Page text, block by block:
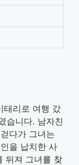
태리로 여행 갔
습니다. 남자친
다가 그녀는
을 납치한 사
뒤져 그녀를 찾